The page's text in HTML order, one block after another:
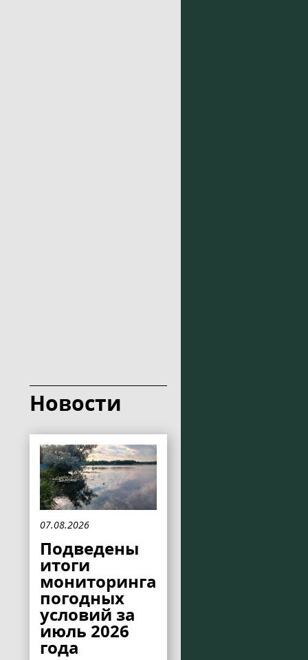
Новости
07.08.2026
Подведены
итоги
мониторинга
погодных
условий за
июль 2026
года